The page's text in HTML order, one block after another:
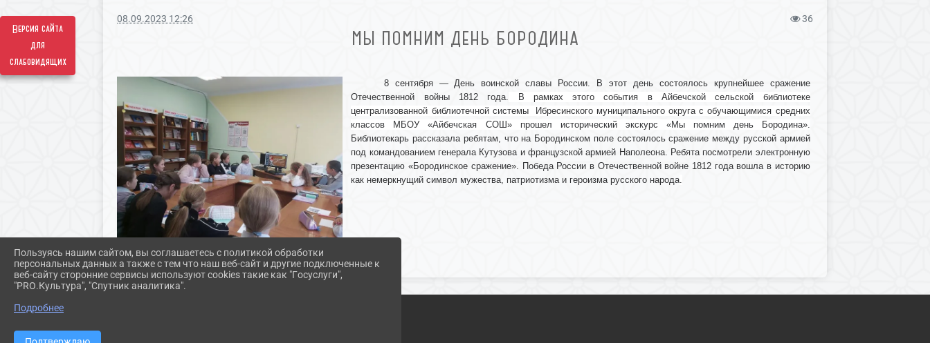
Версия сайта
для
слабовидящих
08.09.2023 12:26 36
МЫ ПОМНИМ ДЕНЬ БОРОДИНА
8 сентября — День воинской славы России. В этот день состоялось крупнейшее сражение
Отечественной войны 1812 года. В рамках этого события в Айбечской сельской библиотеке
централизованной библиотечной системы Ибресинского муниципального округа с обучающимися средних
классов МБОУ «Айбечская СОШ» прошел исторический экскурс «Мы помним день Бородина».
Библиотекарь рассказала ребятам, что на Бородинском поле состоялось сражение между русской армией
под командованием генерала Кутузова и французской армией Наполеона. Ребята посмотрели электронную
презентацию «Бородинское сражение». Победа России в Отечественной войне 1812 года вошла в историю
как немеркнущий символ мужества, патриотизма и героизма русского народа.
Пользуясь нашим сайтом, вы соглашаетесь с политикой обработки
персональных данных а также с тем что наш веб-сайт и другие подключенные к
веб-сайту сторонние сервисы используют cookies такие как "Госуслуги",
"PRO.Культура", "Спутник аналитика".
Подробнее